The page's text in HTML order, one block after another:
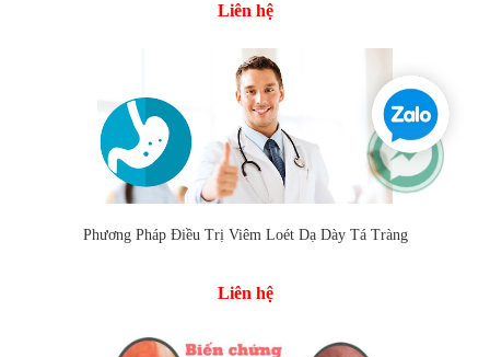
Liên hệ
Phương Pháp Điều Trị Viêm Loét Dạ Dày Tá Tràng
Liên hệ